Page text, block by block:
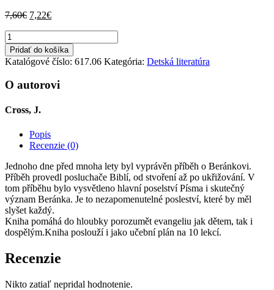
7,60€ Pôvodná
7,60€.
7,22€Aktuálna
7,22€.
množstvo
Beránek
Pridať do košíka
Katalógové číslo: 617.06 Kategória: Detská literatúra
O autorovi
Cross, J.
Popis
Recenzie (0)
Jednoho dne před mnoha lety byl vyprávěn příběh o Beránkovi.
Příběh provedl posluchače Biblí, od stvoření až po ukřižování. V
tom příběhu bylo vysvětleno hlavní poselství Písma i skutečný
význam Beránka. Je to nezapomenutelné posleství, které by měl
slyšet každý.
Kniha pomáhá do hloubky porozumět evangeliu jak dětem, tak i
dospělým.Kniha poslouží i jako učební plán na 10 lekcí.
Recenzie
Nikto zatiaľ nepridal hodnotenie.